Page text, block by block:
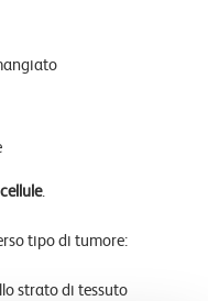
.
tipo di tumore:
strato di tessuto